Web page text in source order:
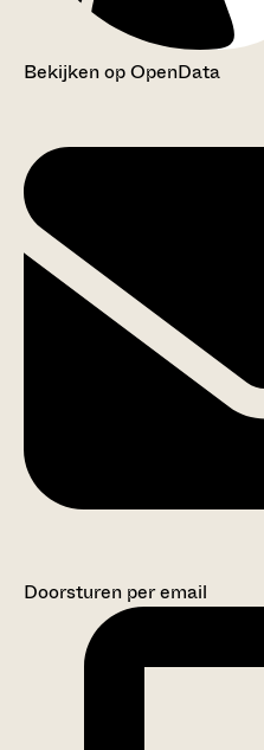
Bekijken op OpenData
Doorsturen per email